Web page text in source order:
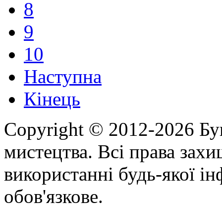
8
9
10
Наступна
Кінець
Copyright © 2012-2026
мистецтва. Всі права
використанні будь-якої
обов'язкове.